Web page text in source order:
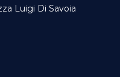
Luigi Di Savoia